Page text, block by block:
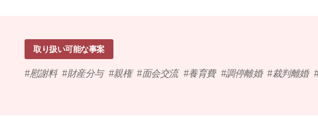
取り扱い可能な事案
慰謝料 財産分与 親権 面会交流 養育費 調停離婚 裁判離婚